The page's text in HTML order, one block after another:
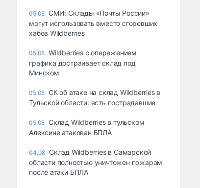
05.08 СМИ: Склады «Почты России»
могут использовать вместо сгоревших
хабов Wildberries
05.08 Wildberries с опережением
графика достраивает склад под
Минском
05.08 СК об атаке на склад Wildberries в
Тульской области: есть пострадавшие
05.08 Склад Wildberries в тульском
Алексине атакован БПЛА
04.08 Склад Wildberries в Самарской
области полностью уничтожен пожаром
после атаки БПЛА